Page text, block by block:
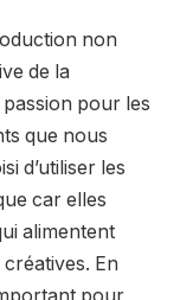
non
de la
pour les
que nous
d’utiliser les
car elles
alimentent
En